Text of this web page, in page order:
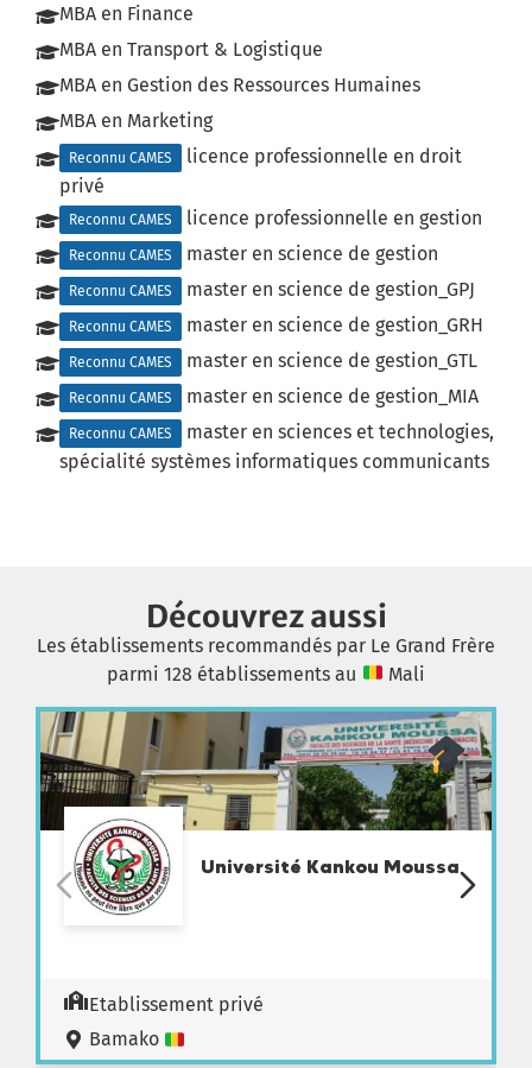
MBA en Finance
MBA en Transport & Logistique
MBA en Gestion des Ressources Humaines
MBA en Marketing
Reconnu CAMES
licence professionnelle en droit
privé
Reconnu CAMES licence professionnelle en gestion
Reconnu CAMES master en science de gestion
Reconnu CAMES master en science de gestion_GPJ
Reconnu CAMES master en science de gestion_GRH
Reconnu CAMES master en science de gestion_GTL
Reconnu CAMES master en science de gestion_MIA
Reconnu CAMES
master en sciences et technologies,
spécialité systèmes informatiques communicants
Découvrez aussi
Les établissements recommandés par Le Grand Frère
parmi 128 établissements au
Mali
Université Kankou Moussa
Etablissement privé
Bamako